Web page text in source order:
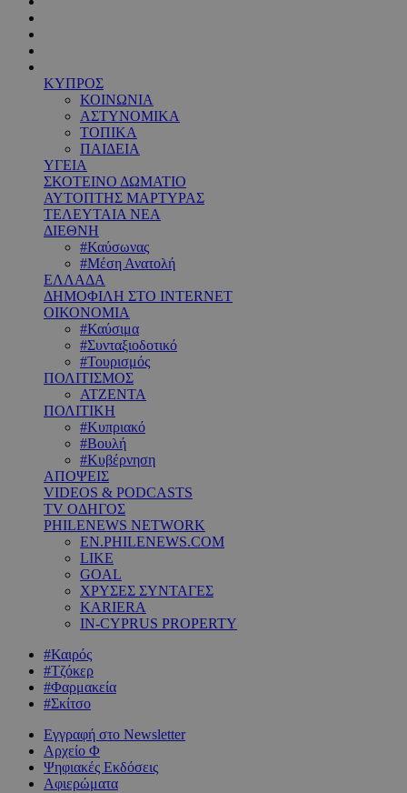
ΚΥΠΡΟΣ
ΚΟΙΝΩΝΙΑ
ΑΣΤΥΝΟΜΙΚΑ
ΤΟΠΙΚΑ
ΠΑΙΔΕΙΑ
ΥΓΕΙΑ
ΣΚΟΤΕΙΝΟ ΔΩΜΑΤΙΟ
ΑΥΤΟΠΤΗΣ ΜΑΡΤΥΡΑΣ
ΤΕΛΕΥΤΑΙΑ ΝΕΑ
ΔΙΕΘΝΗ
#Καύσωνας
#Μέση Ανατολή
ΕΛΛΑΔΑ
ΔΗΜΟΦΙΛΗ ΣΤΟ INTERNET
ΟΙΚΟΝΟΜΙΑ
#Καύσιμα
#Συνταξιοδοτικό
#Τουρισμός
ΠΟΛΙΤΙΣΜΟΣ
ΑΤΖΕΝΤΑ
ΠΟΛΙΤΙΚΗ
#Κυπριακό
#Βουλή
#Κυβέρνηση
ΑΠΟΨΕΙΣ
VIDEOS & PODCASTS
TV ΟΔΗΓΟΣ
PHILENEWS NETWORK
EN.PHILENEWS.COM
LIKE
GOAL
ΧΡΥΣΕΣ ΣΥΝΤΑΓΕΣ
KARIERA
IN-CYPRUS PROPERTY
#Καιρός
#Τζόκερ
#Φαρμακεία
#Σκίτσο
Εγγραφή στο Newsletter
Αρχείο Φ
Ψηφιακές Εκδόσεις
Αφιερώματα